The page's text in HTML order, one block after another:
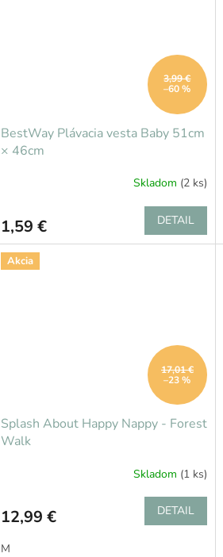
3,99 €
–60 %
BestWay Plávacia vesta Baby 51cm
× 46cm
Skladom (2 ks)
1,59 € DETAIL
Akcia
17,01 €
–23 %
Splash About Happy Nappy - Forest
Walk
Skladom (1 ks)
12,99 € DETAIL
M